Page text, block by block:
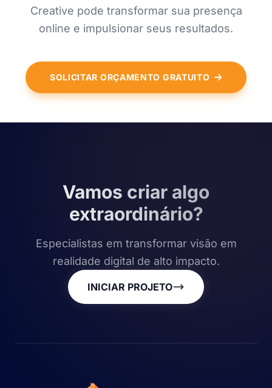
Creative pode transformar sua presença
online e impulsionar seus resultados.
SOLICITAR ORÇAMENTO GRATUITO
Vamos criar algo
extraordinário?
Especialistas em transformar visão em
realidade digital de alto impacto.
INICIAR PROJETO